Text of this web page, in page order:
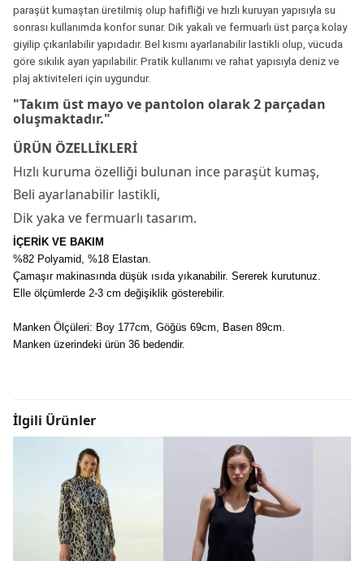
paraşüt kumaştan üretilmiş olup hafifliği ve hızlı kuruyan yapısıyla su
sonrası kullanımda konfor sunar. Dik yakalı ve fermuarlı üst parça kolay
giyilip çıkarılabilir yapıdadır. Bel kısmı ayarlanabilir lastikli olup, vücuda
göre sıkılık ayarı yapılabilir. Pratik kullanımı ve rahat yapısıyla deniz ve
plaj aktiviteleri için uygundur.
"Takım üst mayo ve pantolon olarak 2 parçadan
oluşmaktadır."
ÜRÜN ÖZELLİKLERİ
Hızlı kuruma özelliği bulunan ince paraşüt kumaş,
Beli ayarlanabilir lastikli,
Dik yaka ve fermuarlı tasarım.
İÇERİK VE BAKIM
%82 Polyamid, %18 Elastan.
Çamaşır makinasında düşük ısıda yıkanabilir. Sererek kurutunuz.
Elle ölçümlerde 2-3 cm değişiklik gösterebilir.
Manken Ölçüleri: Boy 177cm, Göğüs 69cm, Basen 89cm.
Manken üzerindeki ürün 36 bedendir.
İlgili Ürünler